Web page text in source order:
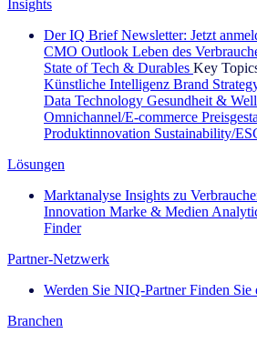
Insights
Der IQ Brief Newsletter: Jetzt
CMO Outlook Leben des
State of Tech & Durables Key
Künstliche Intelligenz Brand
Data Technology Gesundheit &
Omnichannel/E-commerce
Produktinnovation Sustainability/
Lösungen
Marktanalyse Insights zu
Innovation Marke & Medien
Finder
Partner-Netzwerk
Werden Sie NIQ-Partner Finden Sie
Branchen